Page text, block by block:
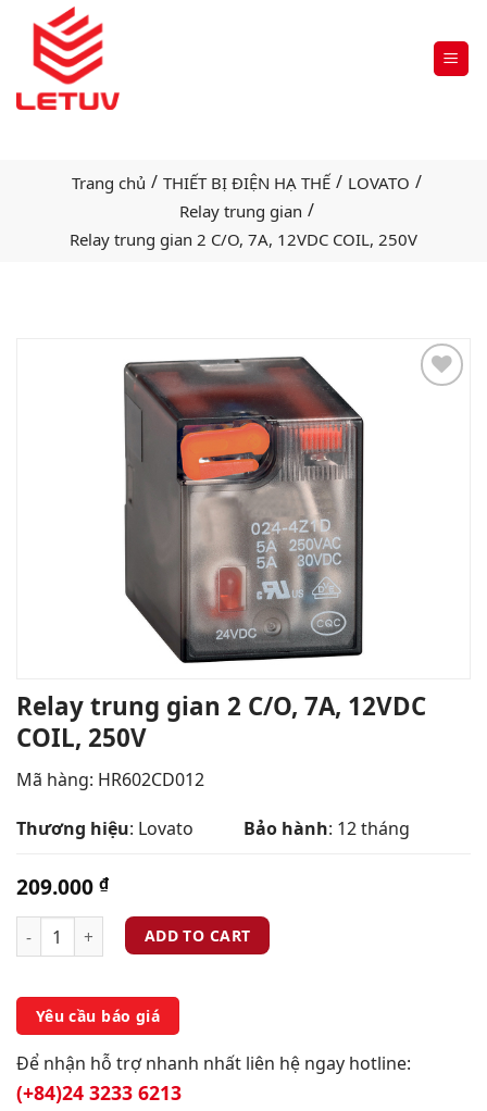
Trang chủ / THIẾT BỊ ĐIỆN HẠ THẾ / LOVATO /
Relay trung gian /
Relay trung gian 2 C/O, 7A, 12VDC COIL, 250V
Relay trung gian 2 C/O, 7A, 12VDC
COIL, 250V
Mã hàng: HR602CD012
Thương hiệu: Lovato Bảo hành: 12 tháng
209.000 ₫
ADD TO CART
Yêu cầu báo giá
Để nhận hỗ trợ nhanh nhất liên hệ ngay hotline:
(+84)24 3233 6213